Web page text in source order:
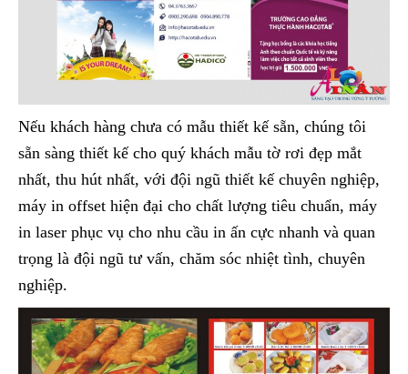
Nếu khách hàng chưa có mẫu thiết kế sẵn, chúng tôi
sẵn sàng thiết kế cho quý khách mẫu tờ rơi đẹp mắt
nhất, thu hút nhất, với đội ngũ thiết kế chuyên nghiệp,
máy in offset hiện đại cho chất lượng tiêu chuẩn, máy
in laser phục vụ cho nhu cầu in ấn cực nhanh và quan
trọng là đội ngũ tư vấn, chăm sóc nhiệt tình, chuyên
nghiệp.